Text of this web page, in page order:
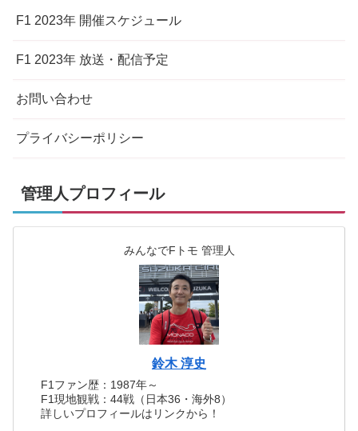
F1 2023年 開催スケジュール
F1 2023年 放送・配信予定
お問い合わせ
プライバシーポリシー
管理人プロフィール
みんなでFトモ 管理人
鈴木 淳史
F1ファン歴：1987年～
F1現地観戦：44戦（日本36・海外8）
詳しいプロフィールはリンクから！